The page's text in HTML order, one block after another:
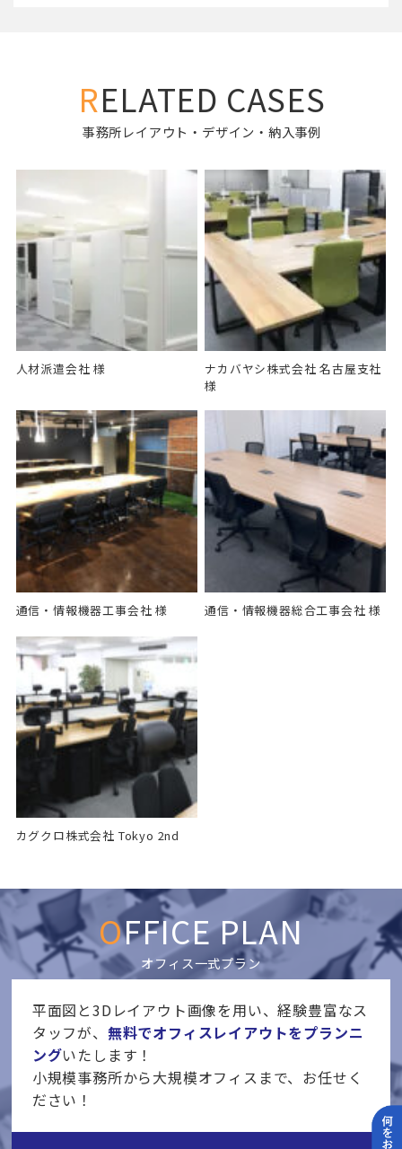
RELATED CASES
事務所レイアウト・デザイン・納入事例
人材派遣会社 様
ナカバヤシ株式会社 名古屋支社
様
通信・情報機器工事会社 様 通信・情報機器総合工事会社 様
カグクロ株式会社 Tokyo 2nd
OFFICE PLAN
オフィス一式プラン
平面図と3Dレイアウト画像を用い、経験豊富なス
タッフが、 無料でオフィスレイアウトをプランニ
ングいたします！
小規模事務所から大規模オフィスまで、お任せく
ださい！